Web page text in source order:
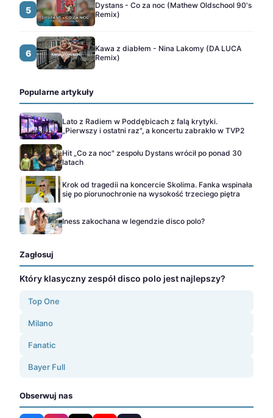
5
Dystans - Co za noc (Mathew Oldschool 90's
Remix)
6
Kawa z diabłem - Nina Lakomy (DA LUCA
Remix)
Popularne artykuły
Lato z Radiem w Poddębicach z falą krytyki.
„Pierwszy i ostatni raz", a koncertu zabrakło w TVP2
Hit „Co za noc" zespołu Dystans wrócił po ponad 30
latach
Krok od tragedii na koncercie Skolima. Fanka wspinała
się po piorunochronie na wysokość trzeciego piętra
Iness zakochana w legendzie disco polo?
Zagłosuj
Który klasyczny zespół disco polo jest najlepszy?
Top One
Milano
Fanatic
Bayer Full
Obserwuj nas